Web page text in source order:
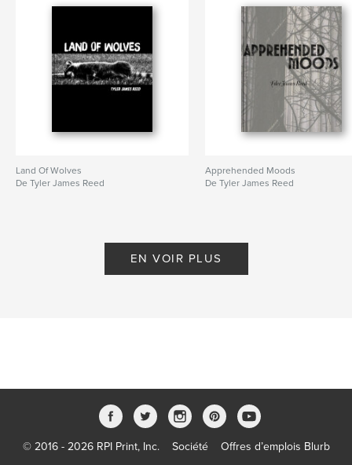
Land Of Wolves
De Tyler James Reed
Apprehended Moods
De Tyler James Reed
EN VOIR PLUS
© 2016 - 2026 RPI Print, Inc. Société
Offres d’emplois Blurb